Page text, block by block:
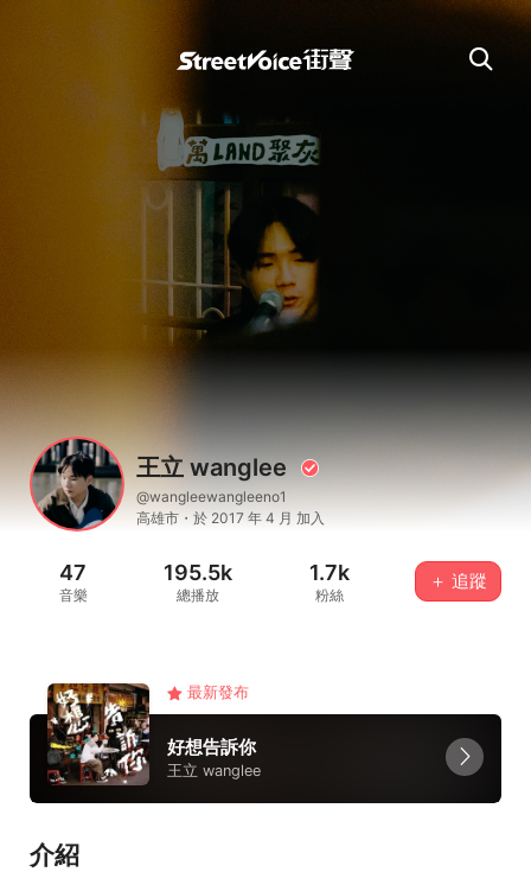
王立 wanglee
@wangleewangleeno1
高雄市・於 2017 年 4 月 加入
47
音樂
195.5k
總播放
1.7k
粉絲
＋ 追蹤
最新發布
好想告訴你
王立 wanglee
介紹